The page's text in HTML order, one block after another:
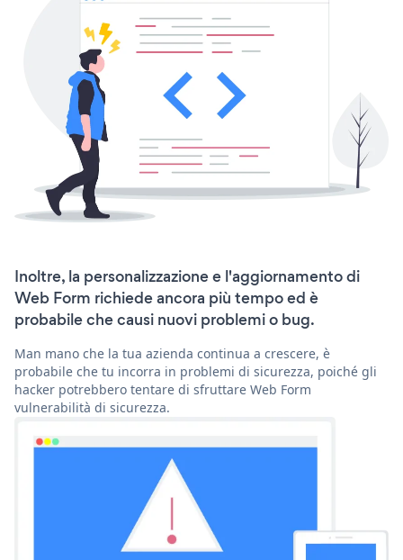
Inoltre, la personalizzazione e l'aggiornamento di
Web Form richiede ancora più tempo ed è
probabile che causi nuovi problemi o bug.
Man mano che la tua azienda continua a crescere, è
probabile che tu incorra in problemi di sicurezza, poiché gli
hacker potrebbero tentare di sfruttare Web Form
vulnerabilità di sicurezza.